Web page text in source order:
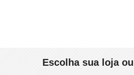
Escolha sua loja